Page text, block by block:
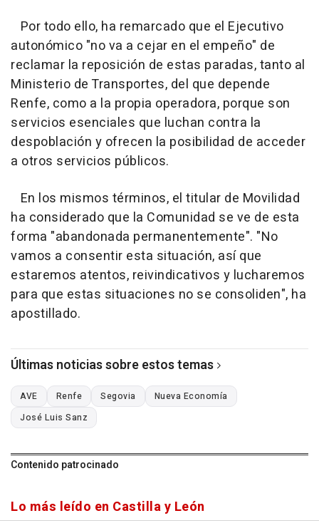
Por todo ello, ha remarcado que el Ejecutivo
autonómico "no va a cejar en el empeño" de
reclamar la reposición de estas paradas, tanto al
Ministerio de Transportes, del que depende
Renfe, como a la propia operadora, porque son
servicios esenciales que luchan contra la
despoblación y ofrecen la posibilidad de acceder
a otros servicios públicos.
En los mismos términos, el titular de Movilidad
ha considerado que la Comunidad se ve de esta
forma "abandonada permanentemente". "No
vamos a consentir esta situación, así que
estaremos atentos, reivindicativos y lucharemos
para que estas situaciones no se consoliden", ha
apostillado.
Últimas noticias sobre estos temas
AVE Renfe Segovia
Nueva Economía
José Luis Sanz
Contenido patrocinado
Lo más leído en Castilla y León